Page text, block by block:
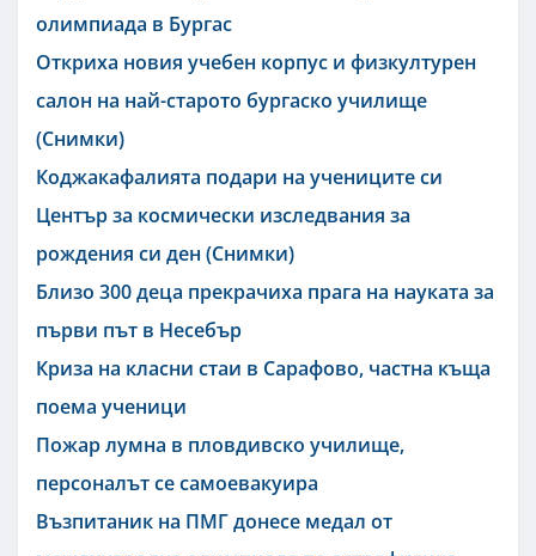
олимпиада в Бургас
Откриха новия учебен корпус и физкултурен
салон на най-старото бургаско училище
(Снимки)
Коджакафалията подари на учениците си
Център за космически изследвания за
рождения си ден (Снимки)
Близо 300 деца прекрачиха прага на науката за
първи път в Несебър
Криза на класни стаи в Сарафово, частна къща
поема ученици
Пожар лумна в пловдивско училище,
персоналът се самоевакуира
Възпитаник на ПМГ донесе медал от